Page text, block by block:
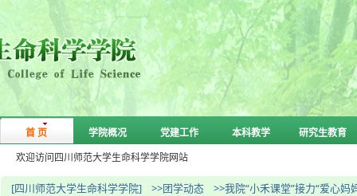
首 页 学院概况 党建工作 本科教学 研究生教育
欢迎访问四川师范大学生命科学学院网站
[四川师范大学生命科学学院] >>团学动态 >>我院“小禾课堂”接力“爱心妈